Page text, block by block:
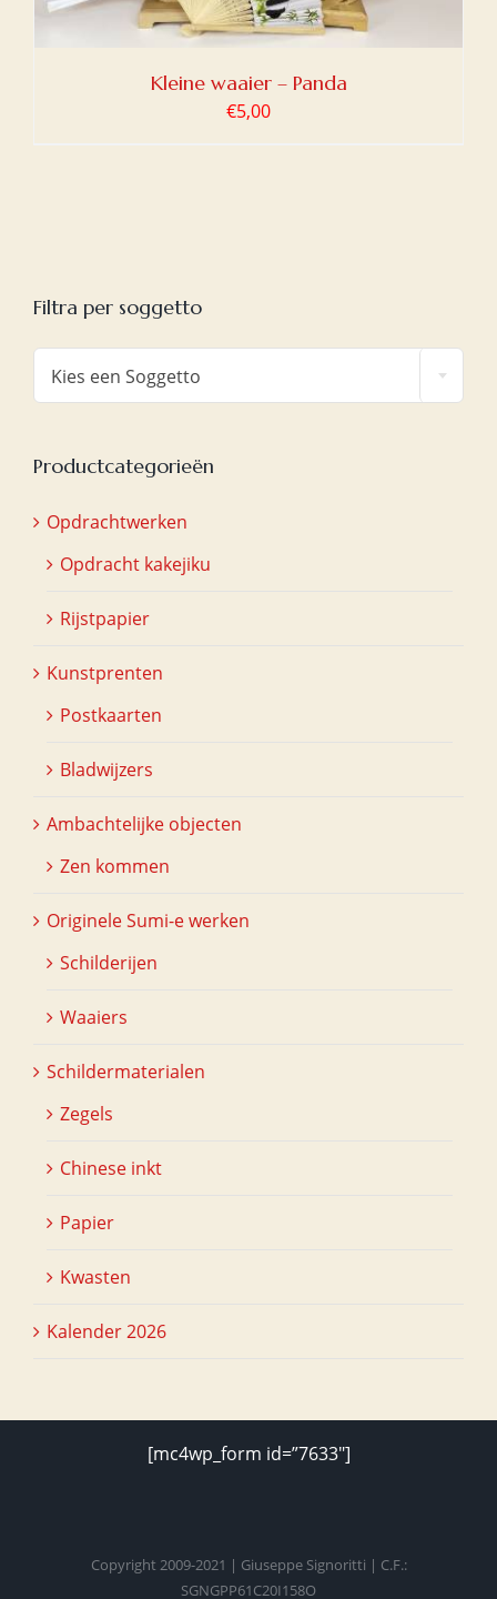
Kleine waaier – Panda
€5,00
Filtra per soggetto
Kies een Soggetto
Productcategorieën
Opdrachtwerken
Opdracht kakejiku
Rijstpapier
Kunstprenten
Postkaarten
Bladwijzers
Ambachtelijke objecten
Zen kommen
Originele Sumi-e werken
Schilderijen
Waaiers
Schildermaterialen
Zegels
Chinese inkt
Papier
Kwasten
Kalender 2026
[mc4wp_form id=”7633″]
Copyright 2009-2021 | Giuseppe Signoritti | C.F.:
SGNGPP61C20I158O